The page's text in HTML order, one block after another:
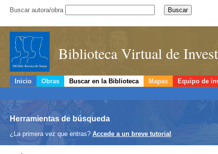
Buscar autora/obra
Biblioteca Virtual de
Inicio Obras Buscar en la Biblioteca Mapas Equipo de
Herramientas de búsqueda
¿La primera vez que entras? Accede a un breve tutorial .